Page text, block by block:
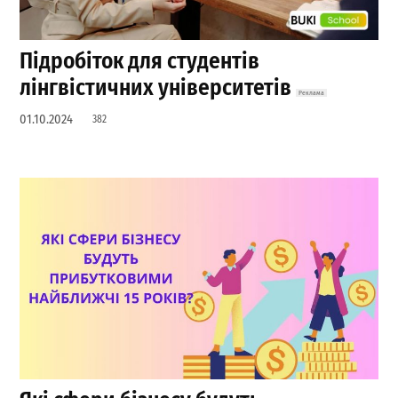
Підробіток для студентів
лінгвістичних університетів
01.10.2024 382